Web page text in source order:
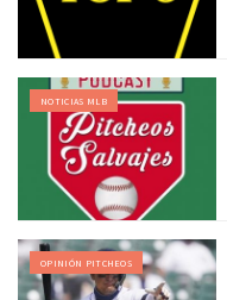
NOTICIAS MLB
OPINIÓN PITCHEOS